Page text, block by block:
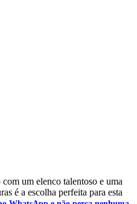
um elenco talentoso e uma
é a escolha perfeita para esta